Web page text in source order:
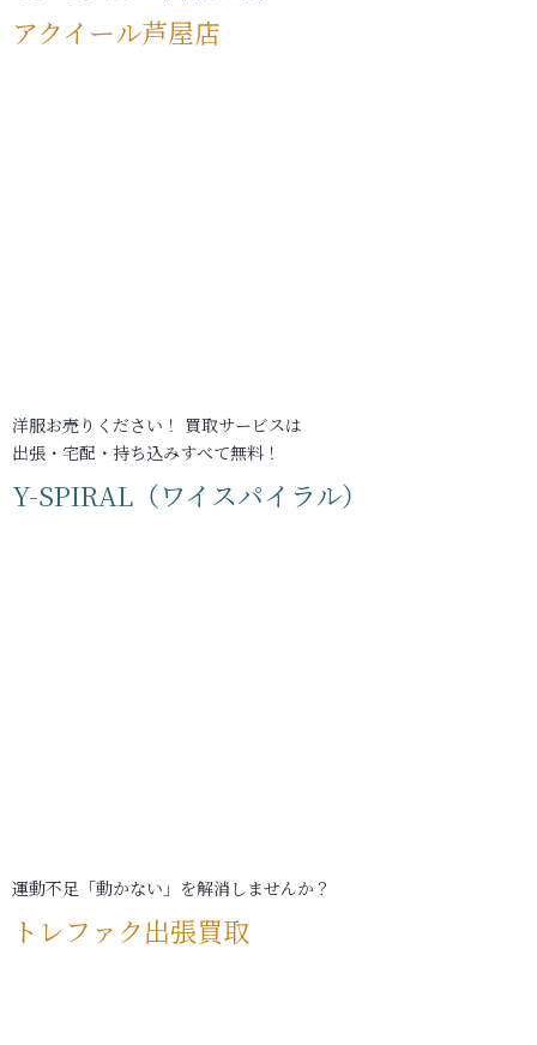
アクイール芦屋店
洋服お売りください！ 買取サービスは
出張・宅配・持ち込みすべて無料！
Y-SPIRAL（ワイスパイラル）
運動不足「動かない」を解消しませんか？
トレファク出張買取